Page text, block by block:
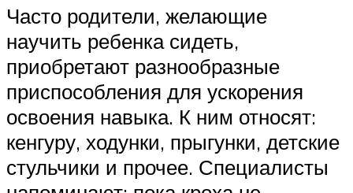
Часто родители, желающие
научить ребенка сидеть,
приобретают разнообразные
приспособления для ускорения
освоения навыка. К ним относят:
кенгуру, ходунки, прыгунки, детские
стульчики и прочее. Специалисты